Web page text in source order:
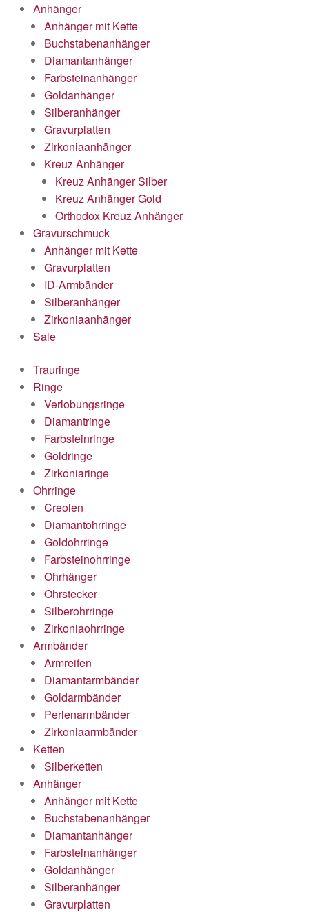
Anhänger
Anhänger mit Kette
Buchstabenanhänger
Diamantanhänger
Farbsteinanhänger
Goldanhänger
Silberanhänger
Gravurplatten
Zirkoniaanhänger
Kreuz Anhänger
Kreuz Anhänger Silber
Kreuz Anhänger Gold
Orthodox Kreuz Anhänger
Gravurschmuck
Anhänger mit Kette
Gravurplatten
ID-Armbänder
Silberanhänger
Zirkoniaanhänger
Sale
Trauringe
Ringe
Verlobungsringe
Diamantringe
Farbsteinringe
Goldringe
Zirkoniaringe
Ohrringe
Creolen
Diamantohrringe
Goldohrringe
Farbsteinohrringe
Ohrhänger
Ohrstecker
Silberohrringe
Zirkoniaohrringe
Armbänder
Armreifen
Diamantarmbänder
Goldarmbänder
Perlenarmbänder
Zirkoniaarmbänder
Ketten
Silberketten
Anhänger
Anhänger mit Kette
Buchstabenanhänger
Diamantanhänger
Farbsteinanhänger
Goldanhänger
Silberanhänger
Gravurplatten